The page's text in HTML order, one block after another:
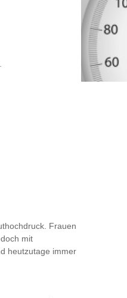
Frauen
mit
heutzutage immer